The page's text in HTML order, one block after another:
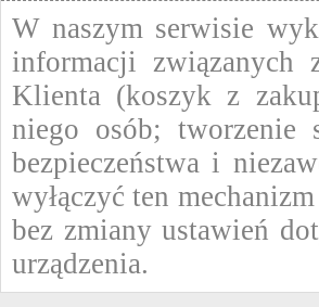
W naszym serwisie
informacji związanych
Klienta (koszyk z
niego osób; tworzenie
bezpieczeństwa i
wyłączyć ten
bez zmiany ustawień
urządzenia.